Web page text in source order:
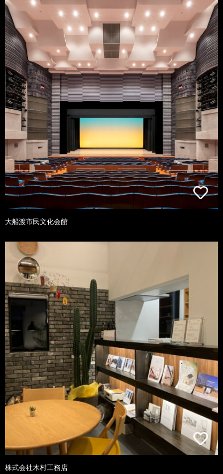
大船渡市民文化会館
株式会社木村工務店